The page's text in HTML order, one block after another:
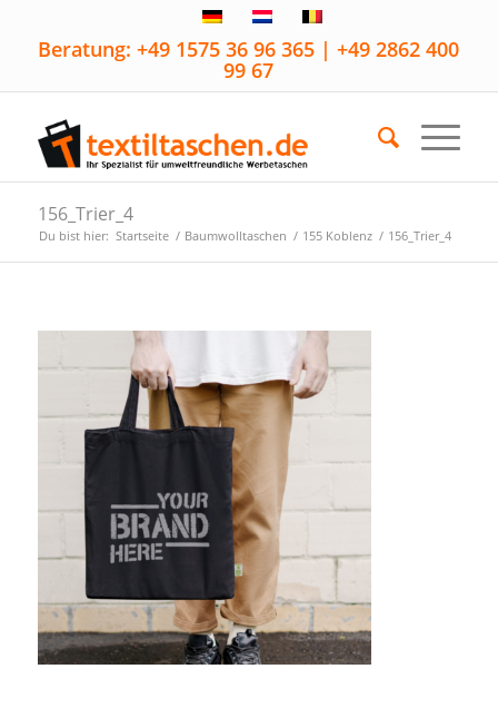
Beratung: +49 1575 36 96 365 | +49 2862 400
99 67
156_Trier_4
Du bist hier: Startseite / Baumwolltaschen / 155 Koblenz / 156_Trier_4